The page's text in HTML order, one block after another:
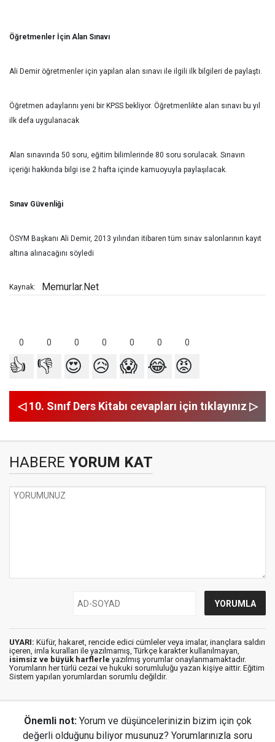
Öğretmenler İçin Alan Sınavı
Ali Demir öğretmenler için yapılan alan sınavı ile ilgili ilk bilgileri de paylaştı.
Öğretmen adaylarını yeni bir KPSS bekliyor. Öğretmenlikte alan sınavı bu yıl
ilk defa uygulanacak
Alan sınavında 50 soru, eğitim bilimlerinde 80 soru sorulacak. Sınavın
içeriği hakkında bilgi ise 2 hafta içinde kamuoyuyla paylaşılacak.
Sınav Güvenliği
ÖSYM Başkanı Ali Demir, 2013 yılından itibaren tüm sınav salonlarının kayıt
altına alınacağını söyledi
Kaynak: Memurlar.Net
0 0 0 0 0 0 0
👍 👎 😍 😥 😱 😂 😡
◁ 10. Sınıf Ders Kitabı cevapları için tıklayınız ▷
HABERE YORUM KAT
UYARI: Küfür, hakaret, rencide edici cümleler veya imalar, inançlara saldırı
içeren, imla kuralları ile yazılmamış, Türkçe karakter kullanılmayan,
isimsiz ve büyük harflerle yazılmış yorumlar onaylanmamaktadır.
Yorumların her türlü cezai ve hukuki sorumluluğu yazan kişiye aittir. Eğitim
Sistem yapılan yorumlardan sorumlu değildir.
Önemli not: Yorum ve düşüncelerinizin bizim için çok
değerli olduğunu biliyor musunuz? Yorumlarınızla soru